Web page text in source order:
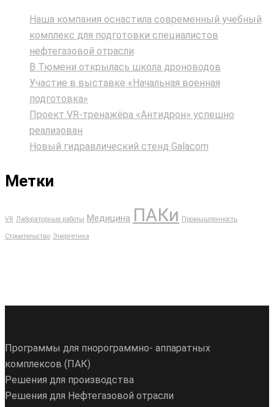
Наша компания оснастила современный учебный
комплекс для подготовки специалистов
нефтегазовой отрасли
В Тюмени открылась школа дроноводов
Участие в выставке «Начальная военная
подготовка»
Проект VR‑тренажёра «Антидрон» успешно
реализован
Новый гидравлический стенд Galacom
Метки
VR Лабораторные работы Медицина ПАКи Промышленность
Строительство Энергетика
Программы для пнорограммно- аппаратных
комплексов (ПАК)
Решения для производства
Решения для Нефтегазовой отрасли